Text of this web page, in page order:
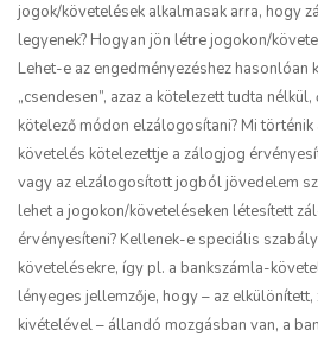
jogok/követelések alkalmasak arra, hogy
legyenek? Hogyan jön létre jogokon/
Lehet-e az engedményezéshez hasonlóan
„csendesen”, azaz a kötelezett tudta
kötelező módon elzálogosítani? Mi történik
követelés kötelezettje a zálogjog
vagy az elzálogosított jogból jövedelem
lehet a jogokon/követeléseken létesített
érvényesíteni? Kellenek-e speciális
követelésekre, így pl. a bankszámla-
lényeges jellemzője, hogy – az
kivételével – állandó mozgásban van, a